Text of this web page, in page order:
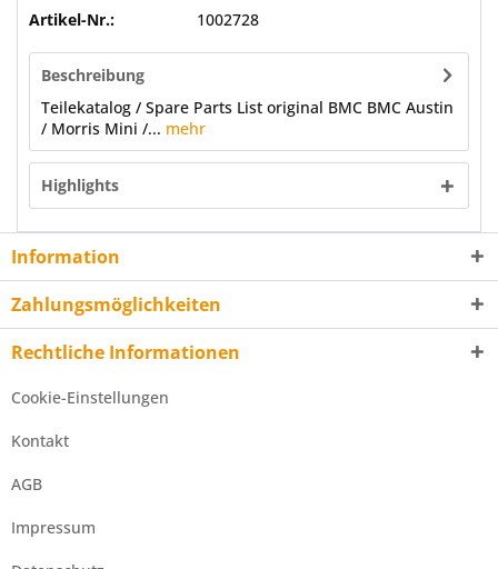
Artikel-Nr.: 1002728
Beschreibung
Teilekatalog / Spare Parts List original BMC BMC Austin
/ Morris Mini /... mehr
Highlights
Information
Zahlungsmöglichkeiten
Rechtliche Informationen
Cookie-Einstellungen
Kontakt
AGB
Impressum